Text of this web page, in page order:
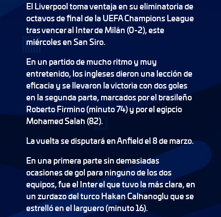
El Liverpool toma ventaja en su eliminatoria de
octavos de final de la UEFA Champions League
tras vencer al Inter de Milán (0-2), este
miércoles en San Siro.
En un partido de mucho ritmo y muy
entretenido, los ingleses dieron una lección de
eficacia y se llevaron la victoria con dos goles
en la segunda parte, marcados por el brasileño
Roberto Firmino (minuto 74) y por el egipcio
Mohamed Salah (82).
La vuelta se disputará en Anfield el 8 de marzo.
En una primera parte sin demasiadas
ocasiones de gol para ninguno de los dos
equipos, fue el Inter el que tuvo la más clara, en
un zurdazo del turco Hakan Calhanoglu que se
estrelló en el larguero (minuto 16).